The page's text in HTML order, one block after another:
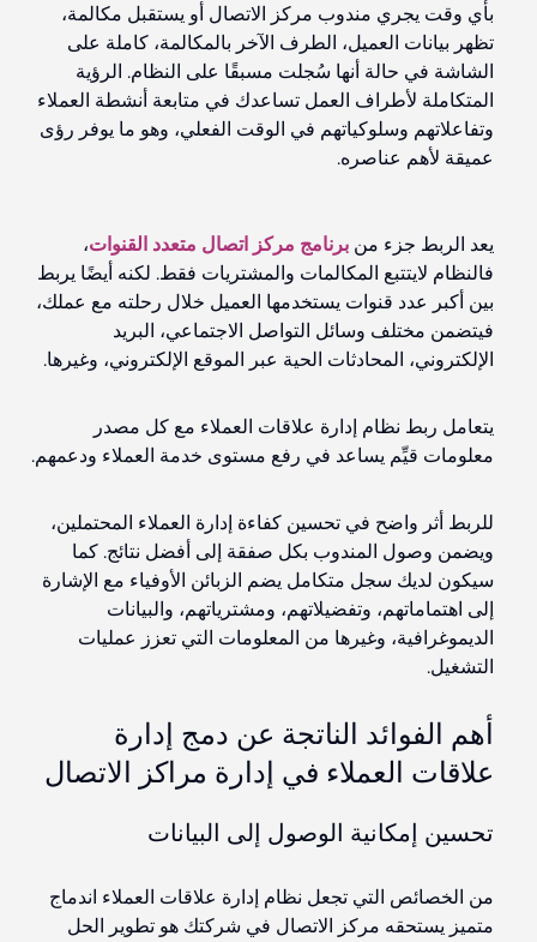
بأي وقت يجري مندوب مركز الاتصال أو يستقبل مكالمة،
تظهر بيانات العميل، الطرف الآخر بالمكالمة، كاملة على
الشاشة في حالة أنها سُجلت مسبقًا على النظام. الرؤية
المتكاملة لأطراف العمل تساعدك في متابعة أنشطة العملاء
وتفاعلاتهم وسلوكياتهم في الوقت الفعلي، وهو ما يوفر رؤى
عميقة لأهم عناصره.
يعد الربط جزء من برنامج مركز اتصال متعدد القنوات،
فالنظام لايتتبع المكالمات والمشتريات فقط. لكنه أيضًا يربط
بين أكبر عدد قنوات يستخدمها العميل خلال رحلته مع عملك،
فيتضمن مختلف وسائل التواصل الاجتماعي، البريد
الإلكتروني، المحادثات الحية عبر الموقع الإلكتروني، وغيرها.
يتعامل ربط نظام إدارة علاقات العملاء مع كل مصدر
معلومات قيِّم يساعد في رفع مستوى خدمة العملاء ودعمهم.
للربط أثر واضح في تحسين كفاءة إدارة العملاء المحتملين،
ويضمن وصول المندوب بكل صفقة إلى أفضل نتائج. كما
سيكون لديك سجل متكامل يضم الزبائن الأوفياء مع الإشارة
إلى اهتماماتهم، وتفضيلاتهم، ومشترياتهم، والبيانات
الديموغرافية، وغيرها من المعلومات التي تعزز عمليات
التشغيل.
أهم الفوائد الناتجة عن دمج إدارة
علاقات العملاء في إدارة مراكز الاتصال
تحسين إمكانية الوصول إلى البيانات
من الخصائص التي تجعل نظام إدارة علاقات العملاء اندماج
متميز يستحقه مركز الاتصال في شركتك هو تطوير الحل